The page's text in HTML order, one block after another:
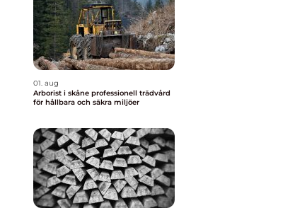
01. aug
Arborist i skåne professionell trädvård
för hållbara och säkra miljöer